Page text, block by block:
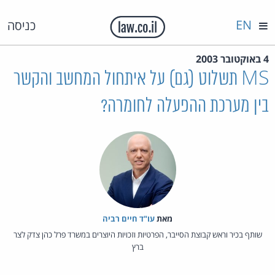
כניסה EN
4 באוקטובר 2003
MS תשלוט (גם) על איתחול המחשב והקשר
בין מערכת ההפעלה לחומרה?
מאת‏עו"ד חיים רביה
שותף בכיר וראש קבוצת הסייבר, הפרטיות וזכויות היוצרים במשרד פרל כהן צדק לצר
ברץ